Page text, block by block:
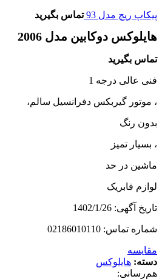
پیکاپ ریچ مدل 93 تماس بگیرید
هایلوکس دوکابین مدل 2006
تماس بگیرید
فنی عالی درجه 1
، موتور گیربکس دفرانسیل سالم،
بدون رنگ
، بسیار تمیز
ماشین در حد
لوازم فابریک
تاریخ آگهی: 1402/1/26
شماره تماس: 02186010110
مقایسه
دسته: هایلوکس
هم‌رسانی: